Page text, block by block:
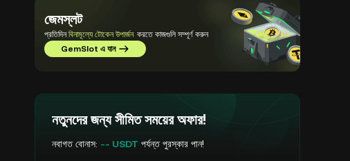
জেমস্লট
প্রতিদিনবিনামূল্যে টোকেন উপার্জন করতে কাজগুলি সম্পূর্ণ করুন
GemSlot এ যান
নতুনদের জন্য সীমিত সময়ের অফার!
নবাগত বোনাস: -- USDT পর্যন্ত পুরস্কার পান!